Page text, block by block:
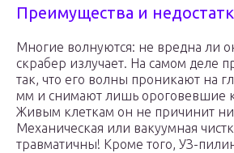
Преимущества и
Многие волнуются: не вредна ли
скрабер излучает. На самом деле
так, что его волны проникают на
мм и снимают лишь ороговевшие
Живым клеткам он не причинит
Механическая или вакуумная
травматичны! Кроме того, УЗ-